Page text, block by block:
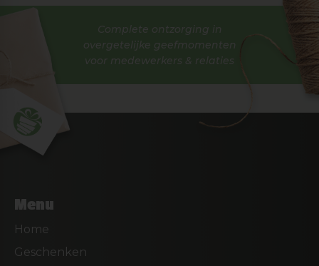
Complete ontzorging in
overgetelijke geefmomenten
voor medewerkers & relaties
Menu
Home
Geschenken